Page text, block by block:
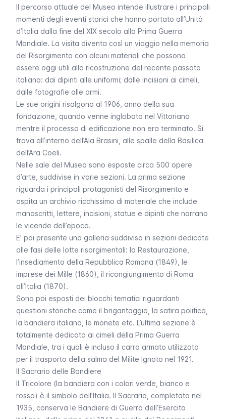
Il percorso attuale del Museo intende illustrare i principali
momenti degli eventi storici che hanno portato all’Unità
d’Italia dalla fine del XIX secolo alla Prima Guerra
Mondiale. La visita diventa così un viaggio nella memoria
del Risorgimento con alcuni materiali che possono
essere oggi utili alla ricostruzione del recente passato
italiano: dai dipinti alle uniformi; dalle incisioni ai cimeli,
dalle fotografie alle armi.
Le sue origini risalgono al 1906, anno della sua
fondazione, quando venne inglobato nel Vittoriano
mentre il processo di edificazione non era terminato. Si
trova all’interno dell’Ala Brasini, alle spalle della Basilica
dell’Ara Coeli.
Nelle sale del Museo sono esposte circa 500 opere
d’arte, suddivise in varie sezioni. La prima sezione
riguarda i principali protagonisti del Risorgimento e
ospita un archivio ricchissimo di materiale che include
manoscritti, lettere, incisioni, statue e dipinti che narrano
le vicende dell’epoca.
E’ poi presente una galleria suddivisa in sezioni dedicate
alle fasi delle lotte risorgimentali: la Restaurazione,
l’insediamento della Repubblica Romana (1849), le
imprese dei Mille (1860), il ricongiungimento di Roma
all’Italia (1870).
Sono poi esposti dei blocchi tematici riguardanti
questioni storiche come il brigantaggio, la satira politica,
la bandiera italiana, le monete etc. L’ultima sezione è
totalmente dedicata ai cimeli della Prima Guerra
Mondiale, tra i quali è incluso il carro armato utilizzato
per il trasporto della salma del Milite Ignoto nel 1921.
Il Sacrario delle Bandiere
Il Tricolore (la bandiera con i colori verde, bianco e
rosso) è il simbolo dell’Italia. Il Sacrario, completato nel
1935, conserva le Bandiere di Guerra dell’Esercito